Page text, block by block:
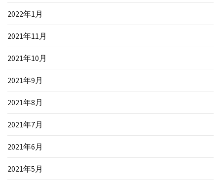
2022年1月
2021年11月
2021年10月
2021年9月
2021年8月
2021年7月
2021年6月
2021年5月